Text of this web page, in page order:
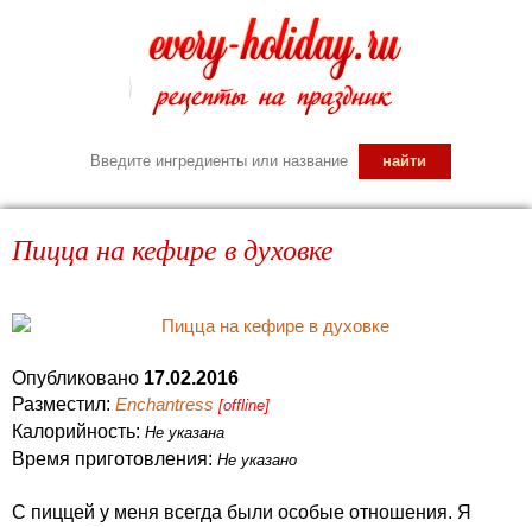
Пицца на кефире в духовке
Опубликовано 17.02.2016
Разместил: Enchantress [offline]
Калорийность: Не указана
Время приготовления: Не указано
С пиццей у меня всегда были особые отношения. Я